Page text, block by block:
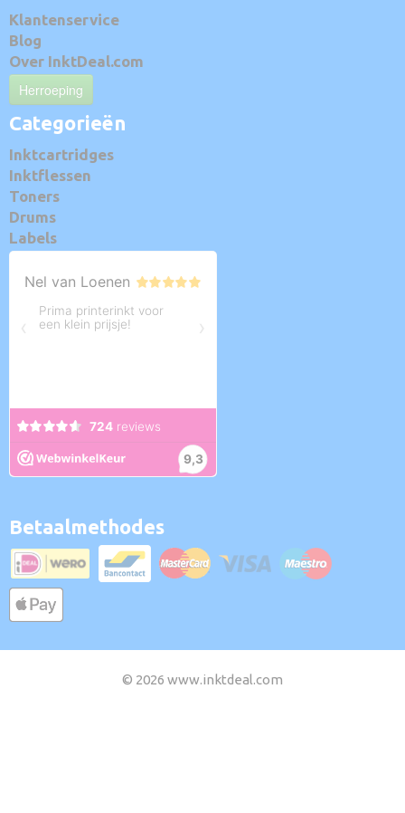
Klantenservice
Blog
Over InktDeal.com
Herroeping
Categorieën
Inktcartridges
Inktflessen
Toners
Drums
Labels
Betaalmethodes
© 2026 www.inktdeal.com